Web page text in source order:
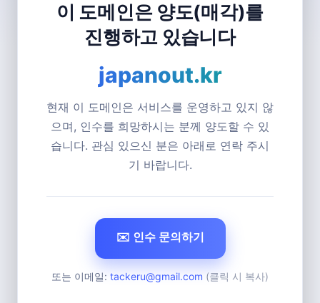
이 도메인은 양도(매각)를
진행하고 있습니다
japanout.kr
현재 이 도메인은 서비스를 운영하고 있지 않
으며, 인수를 희망하시는 분께 양도할 수 있
습니다. 관심 있으신 분은 아래로 연락 주시
기 바랍니다.
✉️ 인수 문의하기
또는 이메일: tackeru@gmail.com (클릭 시 복사)